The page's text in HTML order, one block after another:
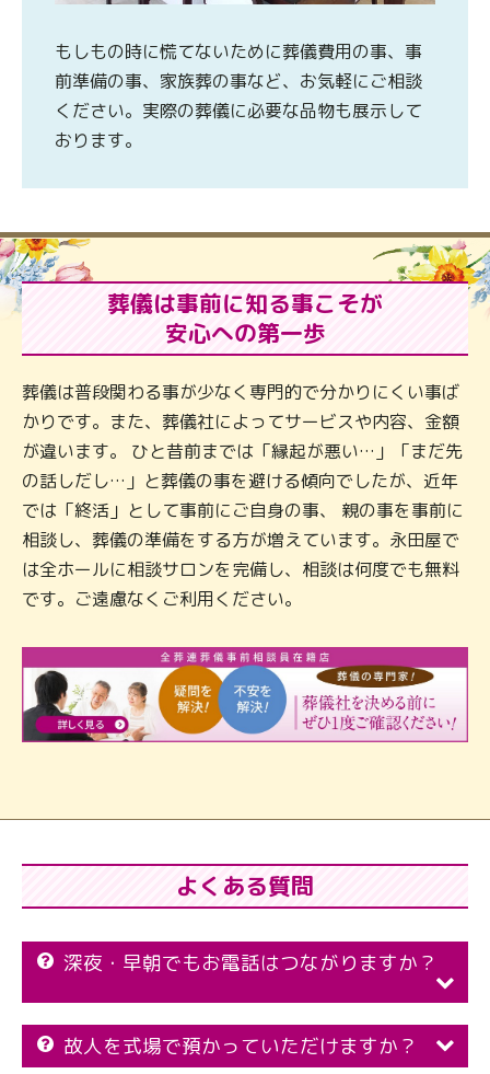
もしもの時に慌てないために葬儀費用の事、事
前準備の事、家族葬の事など、お気軽にご相談
ください。実際の葬儀に必要な品物も展示して
おります。
葬儀は事前に知る事こそが
安心への第一歩
葬儀は普段関わる事が少なく専門的で分かりにくい事ば
かりです。また、葬儀社によってサービスや内容、金額
が違います。 ひと昔前までは「縁起が悪い…」「まだ先
の話しだし…」と葬儀の事を避ける傾向でしたが、近年
では「終活」として事前にご自身の事、 親の事を事前に
相談し、葬儀の準備をする方が増えています。永田屋で
は全ホールに相談サロンを完備し、相談は何度でも無料
です。ご遠慮なくご利用ください。
よくある質問
深夜・早朝でもお電話はつながりますか？
故人を式場で預かっていただけますか？